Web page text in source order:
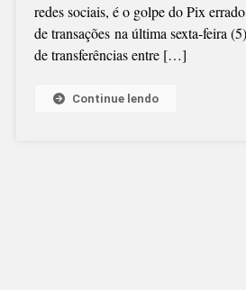
redes sociais, é o golpe do Pix
de transações na última sexta-feira
de transferências entre […]
Continue lendo